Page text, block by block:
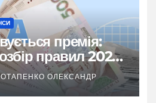
премія:
правил 2026
ОЛЕКСАНДР